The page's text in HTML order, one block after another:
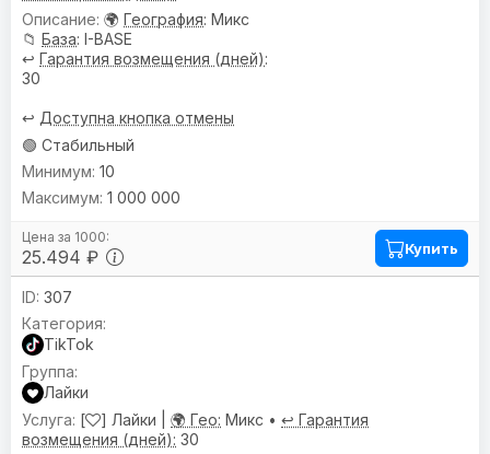
🌍 География: Микс
📁 База: I-BASE
↩️ Гарантия возмещения (дней):
30
↩️ Доступна кнопка отмены
🟢 Стабильный
25.494 ₽
10
1 000 000
Купить
307
TikTok
Лайки
[
] Лайки | 🌍 Гео: Микс • ↩️ Гарантия
возмещения (дней): 30